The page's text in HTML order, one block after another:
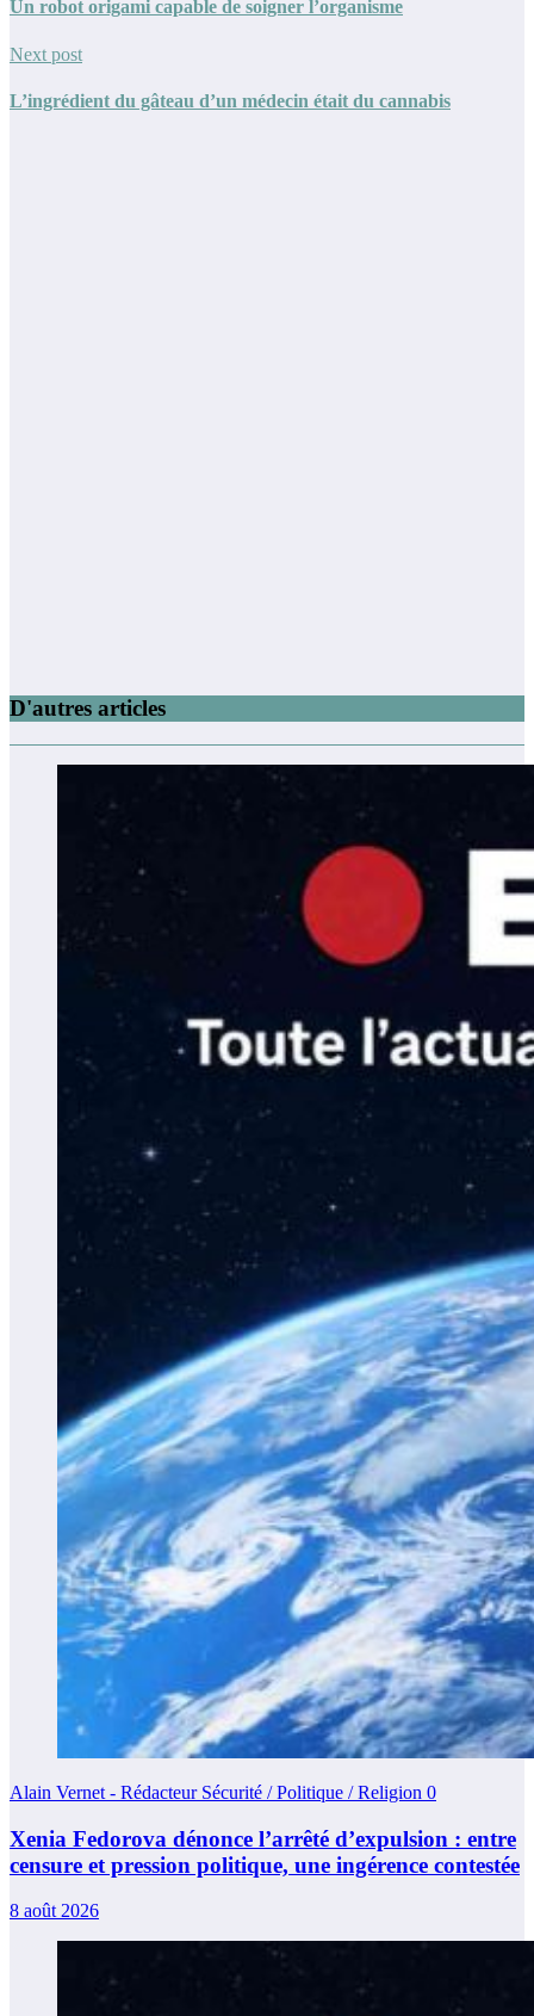
Un robot origami capable de soigner l’organisme
Next post
L’ingrédient du gâteau d’un médecin était du cannabis
D'autres articles
Alain Vernet - Rédacteur Sécurité / Politique / Religion 0
Xenia Fedorova dénonce l’arrêté d’expulsion : entre
censure et pression politique, une ingérence contestée
8 août 2026